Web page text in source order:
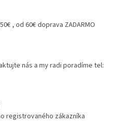
, od 60€ doprava ZADARMO
nás a my radi poradíme tel:
registrovaného zákazníka